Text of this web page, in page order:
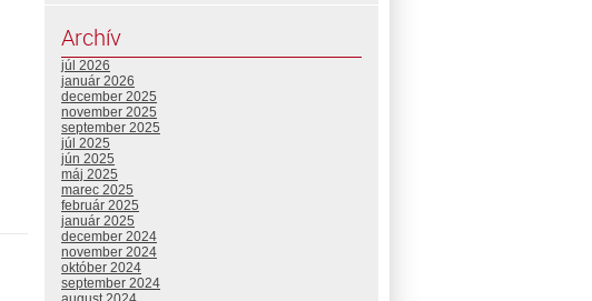
Archív
júl 2026
január 2026
december 2025
november 2025
september 2025
júl 2025
jún 2025
máj 2025
marec 2025
február 2025
január 2025
december 2024
november 2024
október 2024
september 2024